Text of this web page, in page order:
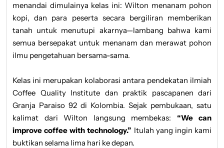
" alt="category" />
menandai dimulainya kelas ini: Wilton menanam pohon
kopi, dan para peserta secara bergiliran memberikan
tanah untuk menutupi akarnya—lambang bahwa kami
semua bersepakat untuk menanam dan merawat pohon
ilmu pengetahuan bersama-sama.
Kelas ini merupakan kolaborasi antara pendekatan ilmiah
Coffee Quality Institute dan praktik pascapanen dari
Granja Paraiso 92 di Kolombia. Sejak pembukaan, satu
kalimat dari Wilton langsung membekas:
“We can
improve coffee with technology.” Itulah yang ingin kami
buktikan selama lima hari ke depan.